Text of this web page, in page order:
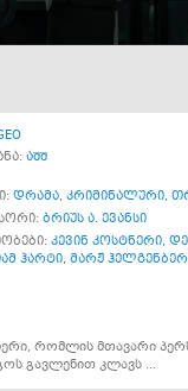
აშშ
დრამა, კრიმინალური,
ბრიუს ა. ევანსი
კევინ კოსტნერი,
ჰარტი, მარჟ
რომლის მთავარი
გავლენით კლავს ...